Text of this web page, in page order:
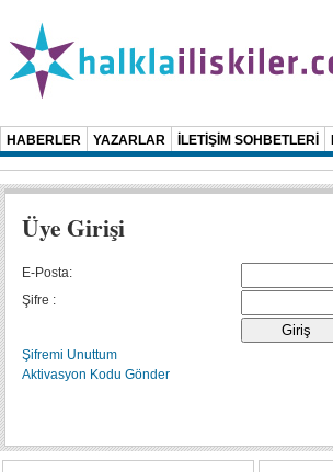
HABERLER YAZARLAR İLETİŞİM SOHBETLERİ
Üye Girişi
E-Posta:
Şifre :
Şifremi Unuttum
Aktivasyon Kodu Gönder